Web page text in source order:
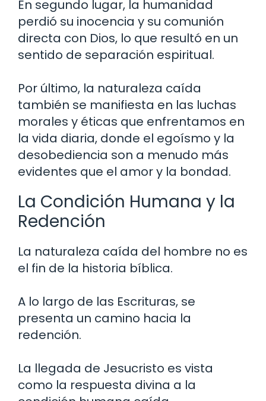
En segundo lugar, la humanidad
perdió su inocencia y su comunión
directa con Dios, lo que resultó en un
sentido de separación espiritual.
Por último, la naturaleza caída
también se manifiesta en las luchas
morales y éticas que enfrentamos en
la vida diaria, donde el egoísmo y la
desobediencia son a menudo más
evidentes que el amor y la bondad.
La Condición Humana y la
Redención
La naturaleza caída del hombre no es
el fin de la historia bíblica.
A lo largo de las Escrituras, se
presenta un camino hacia la
redención.
La llegada de Jesucristo es vista
como la respuesta divina a la